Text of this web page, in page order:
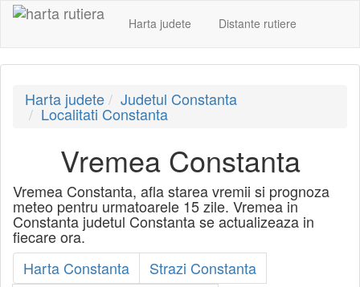
Harta judete Distante rutiere
Harta judete Judetul Constanta
Localitati Constanta
Vremea Constanta
Vremea Constanta, afla starea vremii si prognoza
meteo pentru urmatoarele 15 zile. Vremea in
Constanta judetul Constanta se actualizeaza in
fiecare ora.
Harta Constanta
Strazi Constanta